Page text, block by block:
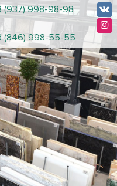
(937) 998-98-98
(846) 998-55-55